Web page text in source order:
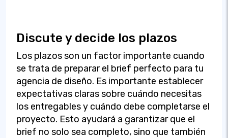
Discute y decide los plazos
Los plazos son un factor importante cuando
se trata de preparar el brief perfecto para tu
agencia de diseño. Es importante establecer
expectativas claras sobre cuándo necesitas
los entregables y cuándo debe completarse el
proyecto. Esto ayudará a garantizar que el
brief no solo sea completo, sino que también